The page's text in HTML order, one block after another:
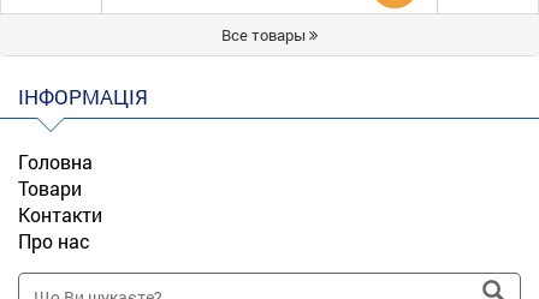
Уточнити
ціну
Все товары
ІНФОРМАЦІЯ
Головна
Товари
Контакти
Про нас